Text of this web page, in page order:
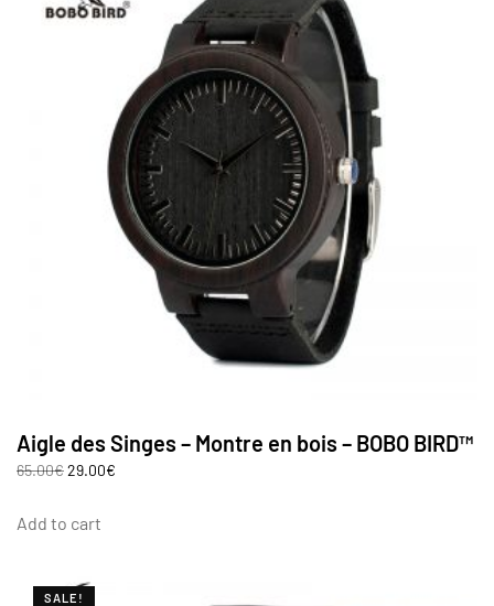
Aigle des Singes – Montre en bois – BOBO BIRD™
65.00€29.00€
Add to cart
SALE!